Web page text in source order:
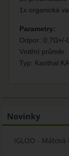
1x organická
Parametry:
Odpor: 0,7Ω+/-
Vnitřní průměr:
Typ: Kanthal
Novinky
IGLOO -